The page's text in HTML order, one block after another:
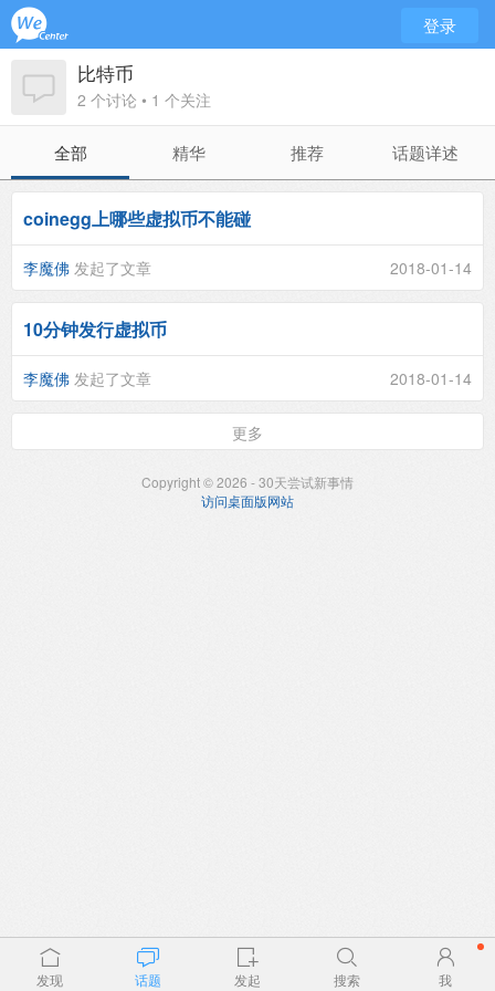
登录
比特币
2 个讨论 • 1 个关注
全部 精华 推荐 话题详述
coinegg上哪些虚拟币不能碰
李魔佛 发起了文章 2018-01-14
10分钟发行虚拟币
李魔佛 发起了文章 2018-01-14
更多
Copyright © 2026 - 30天尝试新事情
访问桌面版网站
发现 话题 发起 搜索 我